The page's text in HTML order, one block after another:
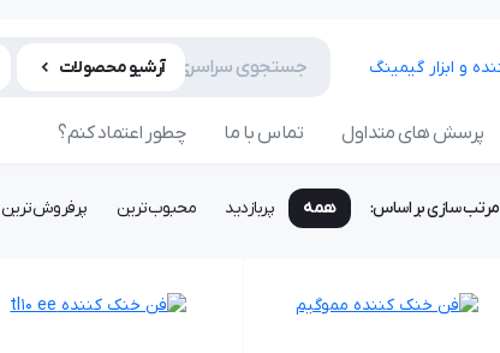
آرشیو محصولات
پرسش های متداول تماس با ما چطور اعتماد کنم؟
مرتب سازی بر اساس: همه پربازدید محبوب‌ترین پرفروش‌ترین